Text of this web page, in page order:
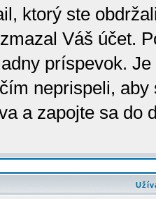
ktorý ste
Váš účet.
príspevok.
neprispeli,
a zapojte sa do